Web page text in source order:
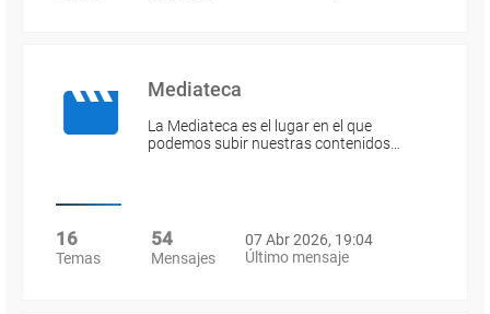
Mediateca
La Mediateca es el lugar en el que
podemos subir nuestras contenidos…
16
Temas
54
Mensajes
07 Abr 2026, 19:04
Último mensaje